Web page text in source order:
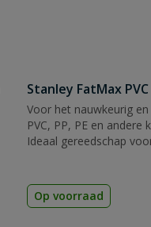
Stanley FatMax
Voor het nauwkeurig
PVC, PP, PE en
Ideaal gereedschap
Op voorraad